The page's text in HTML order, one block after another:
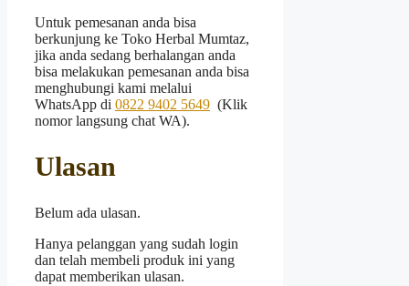
Untuk pemesanan anda bisa
berkunjung ke Toko Herbal Mumtaz,
jika anda sedang berhalangan anda
bisa melakukan pemesanan anda bisa
menghubungi kami melalui
WhatsApp di 0822 9402 5649 (Klik
nomor langsung chat WA).
Ulasan
Belum ada ulasan.
Hanya pelanggan yang sudah login
dan telah membeli produk ini yang
dapat memberikan ulasan.